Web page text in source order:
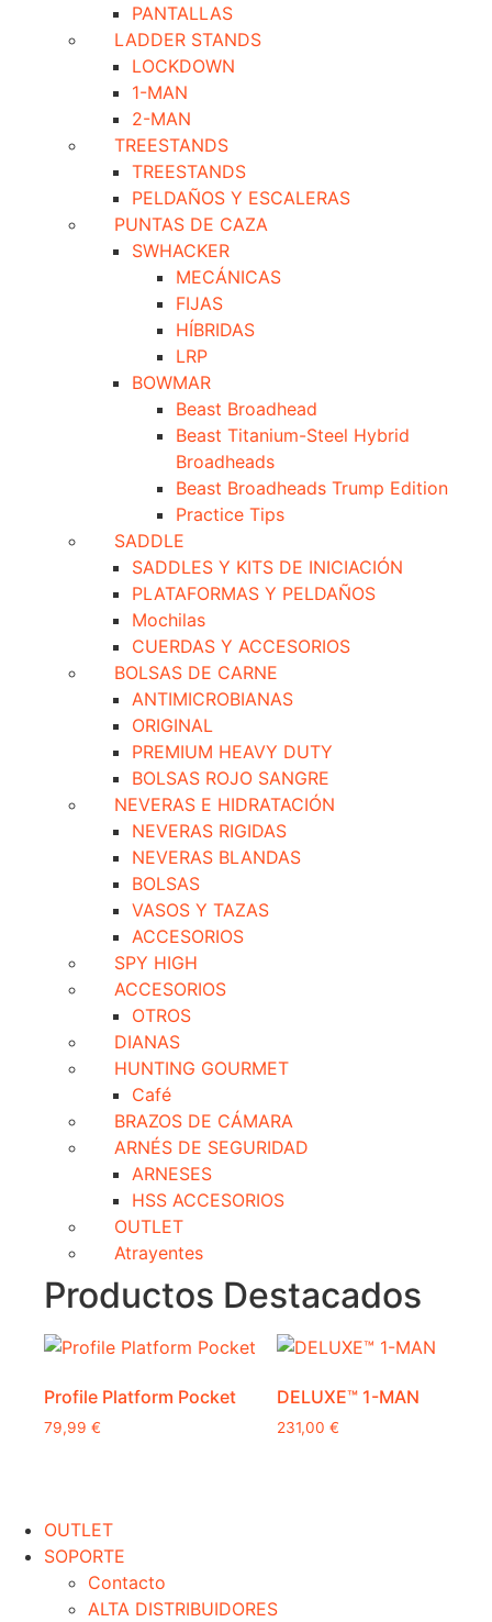
PANTALLAS
LADDER STANDS
LOCKDOWN
1-MAN
2-MAN
TREESTANDS
TREESTANDS
PELDAÑOS Y ESCALERAS
PUNTAS DE CAZA
SWHACKER
MECÁNICAS
FIJAS
HÍBRIDAS
LRP
BOWMAR
Beast Broadhead
Beast Titanium-Steel Hybrid
Broadheads
Beast Broadheads Trump Edition
Practice Tips
SADDLE
SADDLES Y KITS DE INICIACIÓN
PLATAFORMAS Y PELDAÑOS
Mochilas
CUERDAS Y ACCESORIOS
BOLSAS DE CARNE
ANTIMICROBIANAS
ORIGINAL
PREMIUM HEAVY DUTY
BOLSAS ROJO SANGRE
NEVERAS E HIDRATACIÓN
NEVERAS RIGIDAS
NEVERAS BLANDAS
BOLSAS
VASOS Y TAZAS
ACCESORIOS
SPY HIGH
ACCESORIOS
OTROS
DIANAS
HUNTING GOURMET
Café
BRAZOS DE CÁMARA
ARNÉS DE SEGURIDAD
ARNESES
HSS ACCESORIOS
OUTLET
Atrayentes
Productos Destacados
Profile Platform Pocket
79,99 €
DELUXE™ 1-MAN
231,00€
OUTLET
SOPORTE
Contacto
ALTA DISTRIBUIDORES